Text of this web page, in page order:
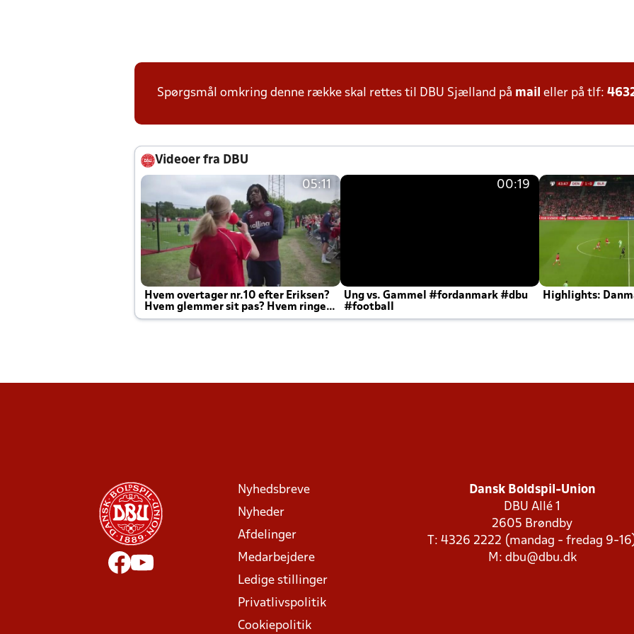
Spørgsmål omkring denne række skal rettes til DBU Sjælland på mail eller på tlf:
Videoer fra DBU
05:11
Hvem overtager nr.10 efter Eriksen?
Hvem glemmer sit pas? Hvem ringer
Joachim altid til efter kampe?
00:19
Ung vs. Gammel #fordanmark #dbu
#football
Highlights:
Nyhedsbreve
Nyheder
Afdelinger
Medarbejdere
Ledige stillinger
Privatlivspolitik
Cookiepolitik
Dansk Boldspil-Union
DBU Allé 1
2605 Brøndby
T: 4326 2222 (mandag - fredag 9-
M: dbu@dbu.dk